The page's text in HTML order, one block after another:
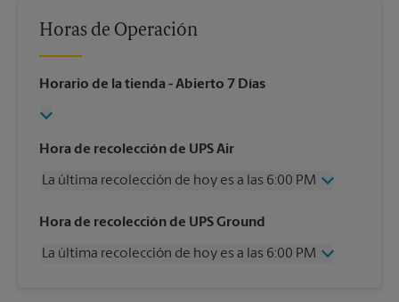
Horas de Operación
Horario de la tienda - Abierto 7 Días
Hora de recolección de UPS Air
La última recolección de hoy es a las 6:00 PM
Miércoles
6:00 PM
Viernes
6:00 PM
Hora de recolección de UPS Ground
La última recolección de hoy es a las 6:00 PM